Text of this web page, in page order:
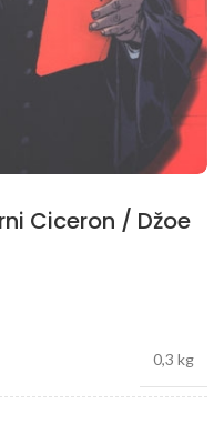
Ciceron / Džoe
0,3 kg